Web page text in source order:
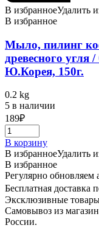
В избранноеУдалить
В избранное
Мыло, пилинг
древесного угля
Ю.Корея, 150г.
0.2 kg
5 в наличии
189₽
В корзину
В избранноеУдалить
В избранное
Регулярно обновляем
Бесплатная доставка
Эксклюзивные
Самовывоз из
России.